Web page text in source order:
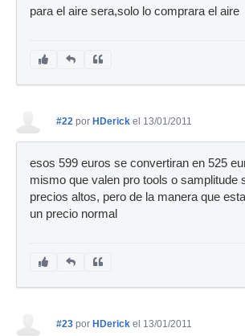
para el aire sera,solo lo comprara el aire
#22 por HDerick el 13/01/2011
esos 599 euros se convertiran en 525
mismo que valen pro tools o samplitude
precios altos, pero de la manera que
un precio normal
#23 por HDerick el 13/01/2011